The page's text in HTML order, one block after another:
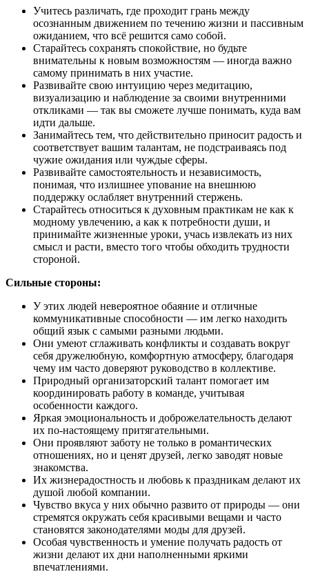
Учитесь различать, где проходит грань между
осознанным движением по течению жизни и пассивным
ожиданием, что всё решится само собой.
Старайтесь сохранять спокойствие, но будьте
внимательны к новым возможностям — иногда важно
самому принимать в них участие.
Развивайте свою интуицию через медитацию,
визуализацию и наблюдение за своими внутренними
откликами — так вы сможете лучше понимать, куда вам
идти дальше.
Занимайтесь тем, что действительно приносит радость и
соответствует вашим талантам, не подстраиваясь под
чужие ожидания или чуждые сферы.
Развивайте самостоятельность и независимость,
понимая, что излишнее упование на внешнюю
поддержку ослабляет внутренний стержень.
Старайтесь относиться к духовным практикам не как к
модному увлечению, а как к потребности души, и
принимайте жизненные уроки, учась извлекать из них
смысл и расти, вместо того чтобы обходить трудности
стороной.
Сильные стороны:
У этих людей невероятное обаяние и отличные
коммуникативные способности — им легко находить
общий язык с самыми разными людьми.
Они умеют сглаживать конфликты и создавать вокруг
себя дружелюбную, комфортную атмосферу, благодаря
чему им часто доверяют руководство в коллективе.
Природный организаторский талант помогает им
координировать работу в команде, учитывая
особенности каждого.
Яркая эмоциональность и доброжелательность делают
их по-настоящему притягательными.
Они проявляют заботу не только в романтических
отношениях, но и ценят друзей, легко заводят новые
знакомства.
Их жизнерадостность и любовь к праздникам делают их
душой любой компании.
Чувство вкуса у них обычно развито от природы — они
стремятся окружать себя красивыми вещами и часто
становятся законодателями моды для друзей.
Особая чувственность и умение получать радость от
жизни делают их дни наполненными яркими
впечатлениями.